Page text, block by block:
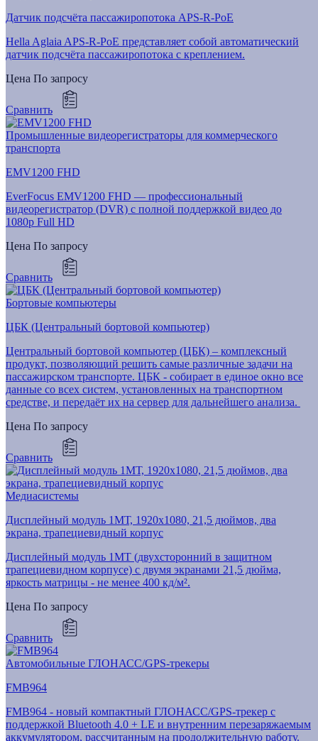
Датчик подсчёта пассажиропотока APS-R-PoE
Hella Aglaia APS-R-PoE представляет собой автоматический
датчик подсчёта пассажиропотока с креплением.
Цена По запросу
Сравнить
Промышленные видеорегистраторы для коммерческого
транспорта
EMV1200 FHD
EverFocus EMV1200 FHD — профессиональный
видеорегистратор (DVR) с полной поддержкой видео до
1080p Full HD
Цена По запросу
Сравнить
Бортовые компьютеры
ЦБК (Центральный бортовой компьютер)
Центральный бортовой компьютер (ЦБК) – комплексный
продукт, позволяющий решить самые различные задачи на
пассажирском транспорте. ЦБК - собирает в единое окно все
данные со всех систем, установленных на транспортном
средстве, и передаёт их на сервер для дальнейшего анализа.
Цена По запросу
Сравнить
Медиасистемы
Дисплейный модуль 1МТ, 1920x1080, 21,5 дюймов, два
экрана, трапециевидный корпус
Дисплейный модуль 1МТ (двухсторонний в защитном
трапециевидном корпусе) с двумя экранами 21,5 дюйма,
яркость матрицы - не менее 400 кд/м².
Цена По запросу
Сравнить
Автомобильные ГЛОНАСС/GPS-трекеры
FMB964
FMB964 - новый компактный ГЛОНАСС/GPS-трекер с
поддержкой Bluetooth 4.0 + LE и внутренним перезаряжаемым
аккумулятором, рассчитанным на продолжительную работу.